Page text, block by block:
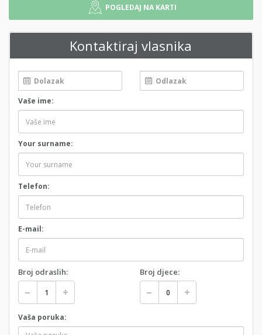
POGLEDAJ NA KARTI
Kontaktiraj vlasnika
Vaše ime:
Your surname:
Telefon:
E-mail:
Broj odraslih: Broj djece:
Vaša poruka: